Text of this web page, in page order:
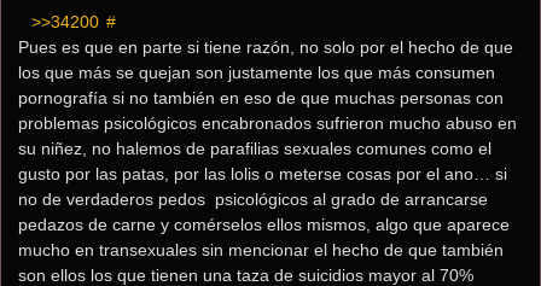
>>34200 #
Pues es que en parte si tiene razón, no solo por el hecho de que
los que más se quejan son justamente los que más consumen
pornografía si no también en eso de que muchas personas con
problemas psicológicos encabronados sufrieron mucho abuso en
su niñez, no halemos de parafilias sexuales comunes como el
gusto por las patas, por las lolis o meterse cosas por el ano… si
no de verdaderos pedos  psicológicos al grado de arrancarse
pedazos de carne y comérselos ellos mismos, algo que aparece
mucho en transexuales sin mencionar el hecho de que también
son ellos los que tienen una taza de suicidios mayor al 70%